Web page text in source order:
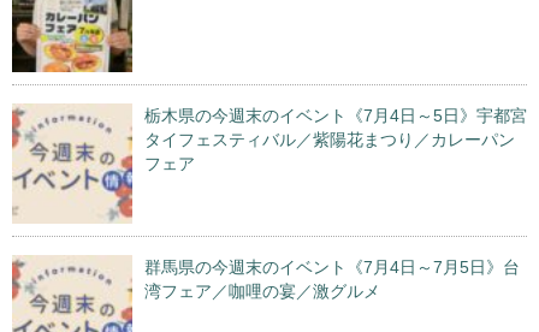
栃木県の今週末のイベント《7月4日～5日》宇都宮
タイフェスティバル／紫陽花まつり／カレーパン
フェア
群馬県の今週末のイベント《7月4日～7月5日》台
湾フェア／咖哩の宴／激グルメ